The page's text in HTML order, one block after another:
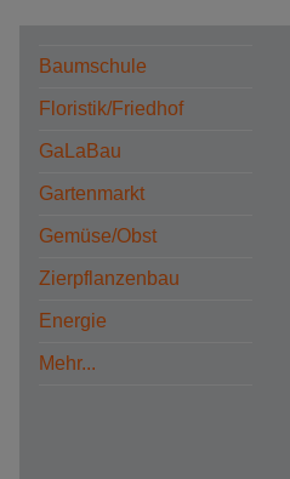
Baumschule
Floristik/Friedhof
GaLaBau
Gartenmarkt
Gemüse/Obst
Zierpflanzenbau
Energie
Mehr...